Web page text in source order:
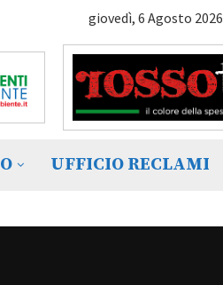
giovedì, 6 Agosto 2026
UFFICIO RECLAMI